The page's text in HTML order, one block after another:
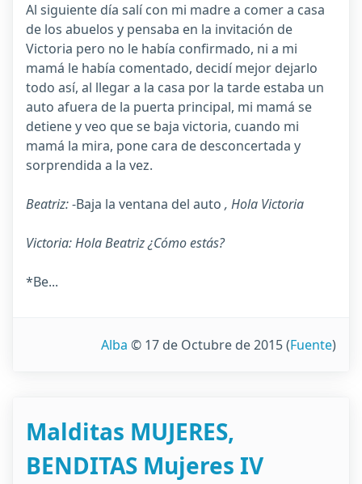
Al siguiente día salí con mi madre a comer a casa
de los abuelos y pensaba en la invitación de
Victoria pero no le había confirmado, ni a mi
mamá le había comentado, decidí mejor dejarlo
todo así, al llegar a la casa por la tarde estaba un
auto afuera de la puerta principal, mi mamá se
detiene y veo que se baja victoria, cuando mi
mamá la mira, pone cara de desconcertada y
sorprendida a la vez.
Beatriz:-Baja la ventana del auto , Hola Victoria
Victoria: Hola Beatriz ¿Cómo estás?
*Be...
Alba © 17 de Octubre de 2015(Fuente)
Malditas MUJERES,
BENDITAS Mujeres IV